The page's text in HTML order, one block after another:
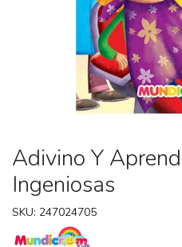
Adivino Y
Ingeniosas
SKU: 247024705